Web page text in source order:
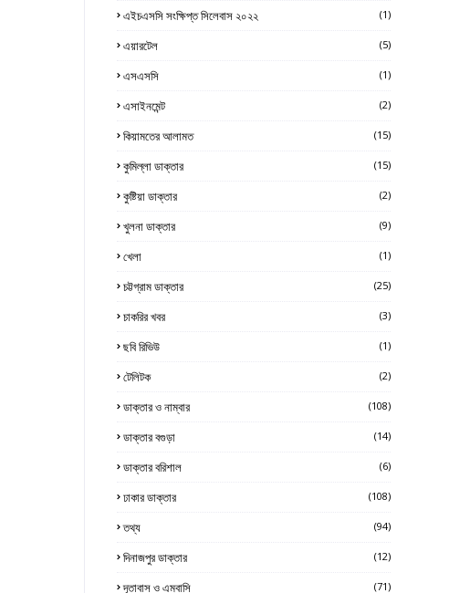
এইচএসসি সংক্ষিপ্ত সিলেবাস ২০২২ (1)
এয়ারটেল (5)
এসএসসি (1)
এসাইনমেন্ট (2)
কিয়ামতের আলামত (15)
কুমিল্লা ডাক্তার (15)
কুষ্টিয়া ডাক্তার (2)
খুলনা ডাক্তার (9)
খেলা (1)
চট্টগ্রাম ডাক্তার (25)
চাকরির খবর (3)
ছবি রিভিউ (1)
টেলিটক (2)
ডাক্তার ও নাম্বার (108)
ডাক্তার বগুড়া (14)
ডাক্তার বরিশাল (6)
ঢাকার ডাক্তার (108)
তথ্য (94)
দিনাজপুর ডাক্তার (12)
দূতাবাস ও এম্বাসি (71)